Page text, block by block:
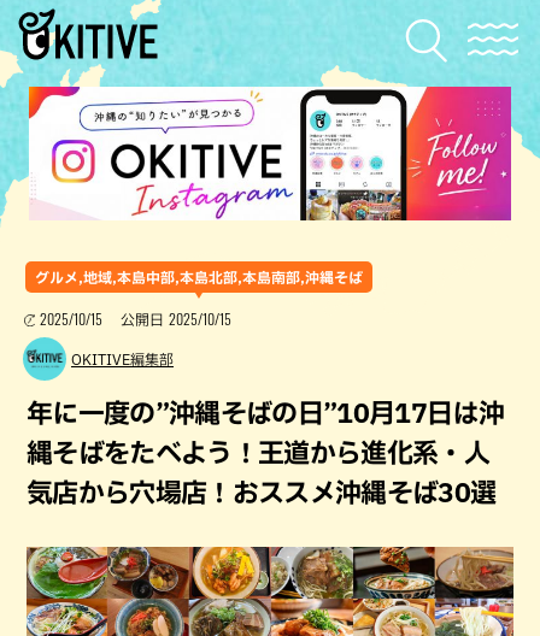
グルメ,地域,本島中部,本島北部,本島南部,沖縄そば
2025/10/15 公開日 2025/10/15
OKITIVE編集部
年に一度の”沖縄そばの日”10月17日は沖
縄そばをたべよう！王道から進化系・人
気店から穴場店！おススメ沖縄そば30選